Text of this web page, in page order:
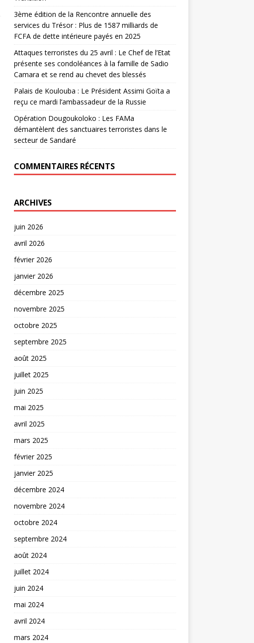
3ème édition de la Rencontre annuelle des
services du Trésor : Plus de 1587 milliards de
FCFA de dette intérieure payés en 2025
Attaques terroristes du 25 avril : Le Chef de l’Etat
présente ses condoléances à la famille de Sadio
Camara et se rend au chevet des blessés
Palais de Koulouba : Le Président Assimi Goïta a
reçu ce mardi l’ambassadeur de la Russie
Opération Dougoukoloko : Les FAMa
démantèlent des sanctuaires terroristes dans le
secteur de Sandaré
COMMENTAIRES RÉCENTS
ARCHIVES
juin 2026
avril 2026
février 2026
janvier 2026
décembre 2025
novembre 2025
octobre 2025
septembre 2025
août 2025
juillet 2025
juin 2025
mai 2025
avril 2025
mars 2025
février 2025
janvier 2025
décembre 2024
novembre 2024
octobre 2024
septembre 2024
août 2024
juillet 2024
juin 2024
mai 2024
avril 2024
mars 2024